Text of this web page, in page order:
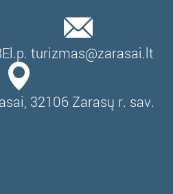
El.p. turizmas@zarasai.lt
32106 Zarasų r. sav.